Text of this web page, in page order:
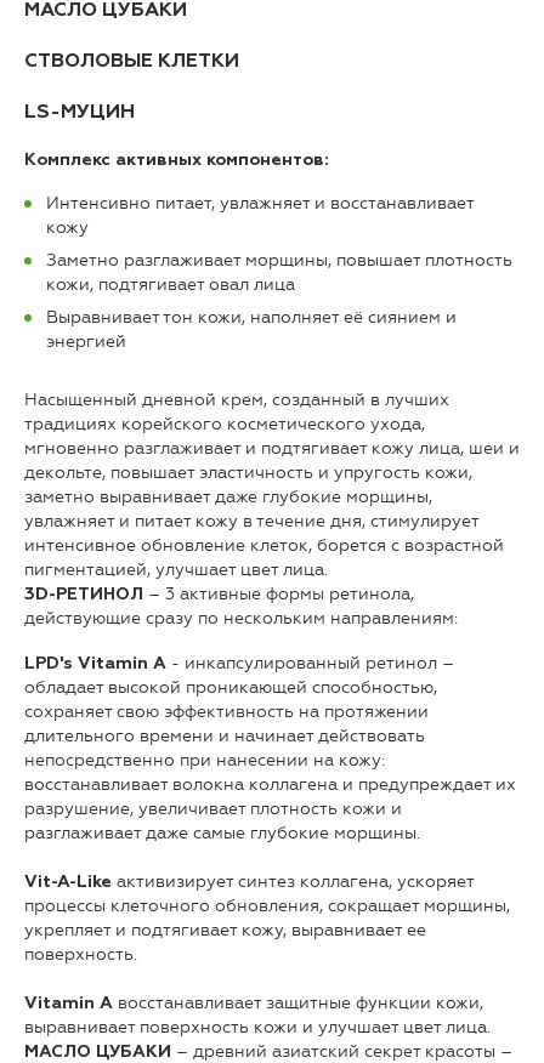
МАСЛО ЦУБАКИ
СТВОЛОВЫЕ КЛЕТКИ
LS-МУЦИН
Комплекс активных компонентов:
Интенсивно питает, увлажняет и восстанавливает
кожу
Заметно разглаживает морщины, повышает плотность
кожи, подтягивает овал лица
Выравнивает тон кожи, наполняет её сиянием и
энергией
Насыщенный дневной крем, созданный в лучших
традициях корейского косметического ухода,
мгновенно разглаживает и подтягивает кожу лица, шеи и
декольте, повышает эластичность и упругость кожи,
заметно выравнивает даже глубокие морщины,
увлажняет и питает кожу в течение дня, стимулирует
интенсивное обновление клеток, борется с возрастной
пигментацией, улучшает цвет лица.
3D-РЕТИНОЛ – 3 активные формы ретинола,
действующие сразу по нескольким направлениям:
LPD's Vitamin A - инкапсулированный ретинол –
обладает высокой проникающей способностью,
сохраняет свою эффективность на протяжении
длительного времени и начинает действовать
непосредственно при нанесении на кожу:
восстанавливает волокна коллагена и предупреждает их
разрушение, увеличивает плотность кожи и
разглаживает даже самые глубокие морщины.
Vit-A-Like активизирует синтез коллагена, ускоряет
процессы клеточного обновления, сокращает морщины,
укрепляет и подтягивает кожу, выравнивает ее
поверхность.
Vitamin A восстанавливает защитные функции кожи,
выравнивает поверхность кожи и улучшает цвет лица.
МАСЛО ЦУБАКИ – древний азиатский секрет красоты –